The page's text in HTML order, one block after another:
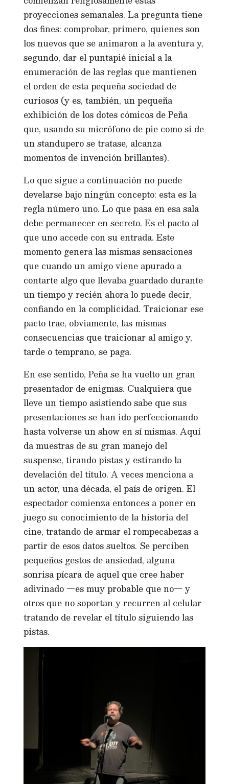
proyecciones semanales. La pregunta tiene
dos fines: comprobar, primero, quienes son
los nuevos que se animaron a la aventura y,
segundo, dar el puntapié inicial a la
enumeración de las reglas que mantienen
el orden de esta pequeña sociedad de
curiosos (y es, también, un pequeña
exhibición de los dotes cómicos de Peña
que, usando su micrófono de pie como si de
un standupero se tratase, alcanza
momentos de invención brillantes).
Lo que sigue a continuación no puede
develarse bajo ningún concepto: esta es la
regla número uno. Lo que pasa en esa sala
debe permanecer en secreto. Es el pacto al
que uno accede con su entrada. Este
momento genera las mismas sensaciones
que cuando un amigo viene apurado a
contarte algo que llevaba guardado durante
un tiempo y recién ahora lo puede decir,
confiando en la complicidad. Traicionar ese
pacto trae, obviamente, las mismas
consecuencias que traicionar al amigo y,
tarde o temprano, se paga.
En ese sentido, Peña se ha vuelto un gran
presentador de enigmas. Cualquiera que
lleve un tiempo asistiendo sabe que sus
presentaciones se han ido perfeccionando
hasta volverse un show en sí mismas. Aquí
da muestras de su gran manejo del
suspense, tirando pistas y estirando la
develación del título. A veces menciona a
un actor, una década, el país de origen. El
espectador comienza entonces a poner en
juego su conocimiento de la historia del
cine, tratando de armar el rompecabezas a
partir de esos datos sueltos. Se perciben
pequeños gestos de ansiedad, alguna
sonrisa pícara de aquel que cree haber
adivinado —es muy probable que no— y
otros que no soportan y recurren al celular
tratando de revelar el título siguiendo las
pistas.